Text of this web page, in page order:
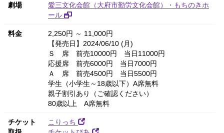
劇場
愛三文化会館（大府市勤労文化会館）・もちのきホ
ール
料金
2,250円 ～ 11,000円
【発売日】2024/06/10 (月)
Ｓ 席 前売10000円 当日11000円
応援席 前売6000円 当日7000円
Ａ 席 前売4500円 当日5500円
学生（小学生～18歳以下）A席無料
親子割引あり（ご確認ください）
80歳以上 A席無料
チケット
こりっち